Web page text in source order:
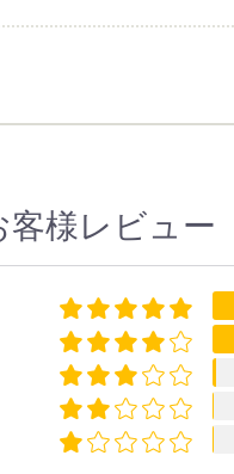
客様レビュー